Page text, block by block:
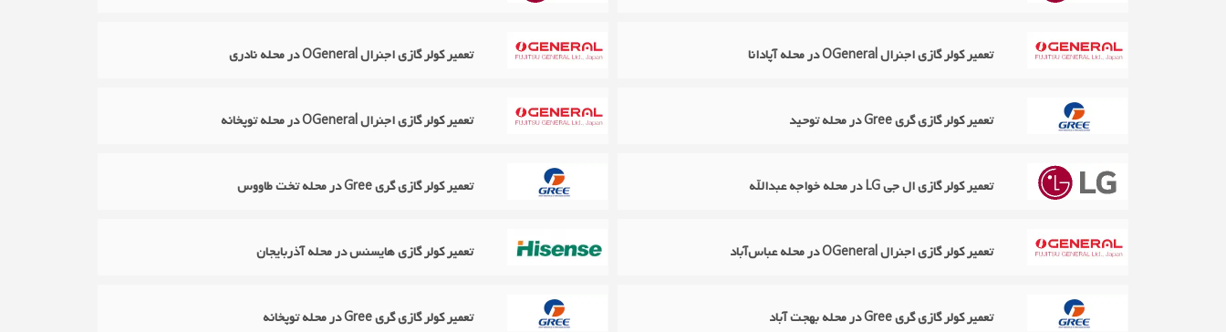
تعمیر کولر گازی اجنرال OGeneral در محله آپادانا تعمیر کولر گازی اجنرال OGeneral در محله نادری
تعمیر کولر گازی گری Gree در محله توحید تعمیر کولر گازی اجنرال OGeneral در محله توپخانه
تعمیر کولر گازی ال جی LG در محله خواجه عبدالله تعمیر کولر گازی گری Gree در محله تخت طاووس
تعمیر کولر گازی اجنرال OGeneral در محله عباس‌آباد تعمیر کولر گازی هایسنس در محله آذربایجان
تعمیر کولر گازی گری Gree در محله بهجت آباد تعمیر کولر گازی گری Gree در محله توپخانه